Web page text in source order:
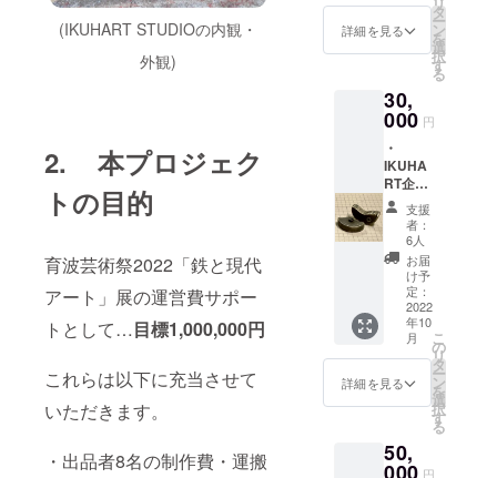
(IKUHART STUDIOの内観・
外観)
2. 本プロジェク
トの目的
育波芸術祭2022「鉄と現代
アート」展の運営費サポー
トとして…目標1,000,000円
これらは以下に充当させて
いただきます。
・出品者8名の制作費・運搬
等)に送
付する
す。 ＊
掲載可
否(匿名
希望)・
ペン
ネーム
掲載な
どにつ
いての
ご相談
も承り
ますの
で、備
考欄に
てその
旨お知
らせく
や限定
数、日
シャツ
・オリ
ジナル
ブロー
グッズ
等の発
送は10
月以降
を予定
してお
ります
が、展
覧会情
報など
事前の
お知ら
せが望
ましい
ものに
関して
は、そ
する可
能性が
詳細を見る
タ
ー
ン
を
選
択
す
る
30,
000 円
・
IKUHA
RT企画
関連事
業のご
案内 ・
記録等
へのお
名前の
掲載 ・
オリジ
ナルT
シャツ
・オリ
ジナル
ブロー
アー
ティス
支援
者：
6人
お届
け予
定：
2022
年10
月
詳細を見る
こ
の
リ
タ
ー
ン
を
選
択
す
る
50,
円